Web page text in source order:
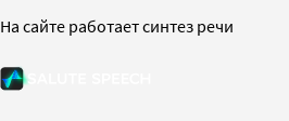
На сайте работает синтез речи